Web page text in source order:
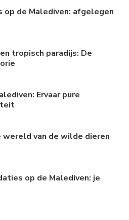
de Malediven: afgelegen
tropisch paradijs: De
Ervaar pure
wereld van de wilde dieren
op de Malediven: je